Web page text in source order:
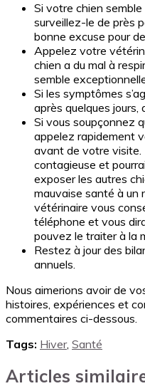
Si votre chien
surveillez-le de près
bonne excuse pour
Appelez votre
chien a du mal à
semble
Si les symptômes
après quelques
Si vous soupçonnez
appelez rapidement
avant de votre visite.
contagieuse et
exposer les autres
mauvaise santé à un
vétérinaire vous
téléphone et vous
pouvez le traiter à la
Restez à jour des
annuels.
Nous aimerions avoir de
histoires, expériences et
commentaires ci-dessous.
Tags: Hiver, Santé
Articles